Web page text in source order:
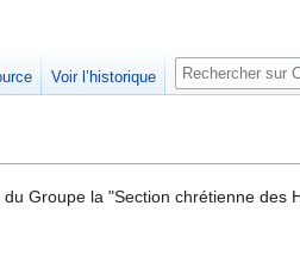
Groupe la "Section chrétienne des
Voir l’historique